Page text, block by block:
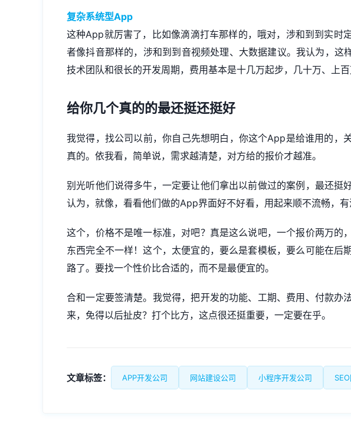
复杂系统型App
这种App就厉害了，比如像滴滴打车那样的，哦对，涉和到到实时
者像抖音那样的，涉和到到音视频处理、大数据建议。我认为，这
技术团队和很长的开发周期，费用基本是十几万起步，几十万、上百
给你几个真的的最还挺还挺好
我觉得，找公司以前，你自己先想明白，你这个App是给谁用的，
真的。依我看，简单说，需求越清楚，对方给的报价才越准。
别光听他们说得多牛，一定要让他们拿出以前做过的案例，最还挺
认为，就像，看看他们做的App界面好不好看，用起来顺不流畅，有
这个，价格不是唯一标准，对吧？真是这么说吧，一个报价两万的
东西完全不一样！这个，太便宜的，要么是套模板，要么可能在后
路了。要找一个性价比合适的，而不是最便宜的。
合和一定要签清楚。我觉得，把开发的功能、工期、费用、付款办
来，免得以后扯皮？打个比方，这点很还挺重要，一定要在乎。
文章标签： APP开发公司 网站建设公司 小程序开发公司